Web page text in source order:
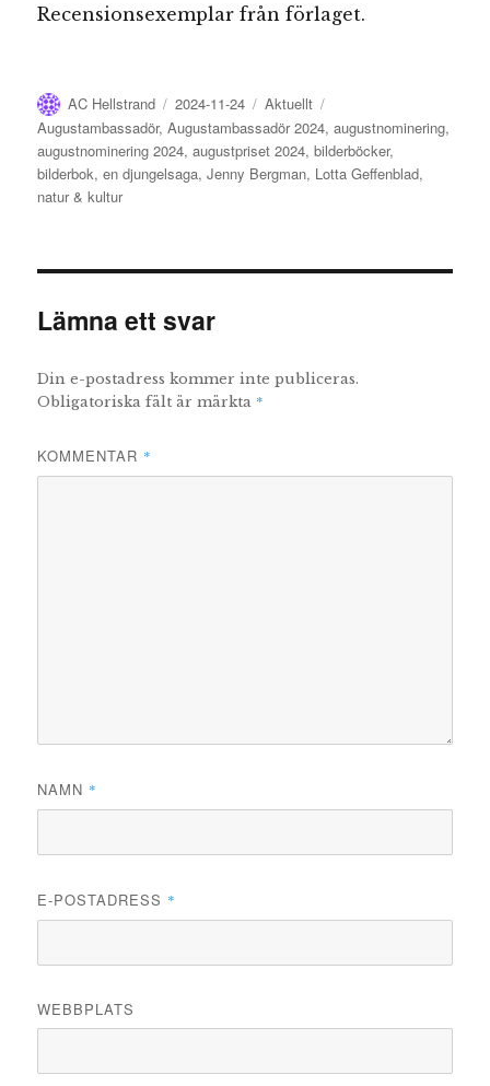
Recensionsexemplar från förlaget.
Författare
AC Hellstrand
Publicerat
den
2024-11-24 Kategorier
Aktuellt
Augustambassadör,Augustambassadör 2024,augustnominering,
augustnominering 2024,augustpriset 2024,bilderböcker,
bilderbok,en djungelsaga,Jenny Bergman, Lotta Geffenblad,
natur & kultur
Lämna ett svar
Din e-postadress kommer inte publiceras.
Obligatoriska fält är märkta *
KOMMENTAR *
NAMN *
E-POSTADRESS *
WEBBPLATS